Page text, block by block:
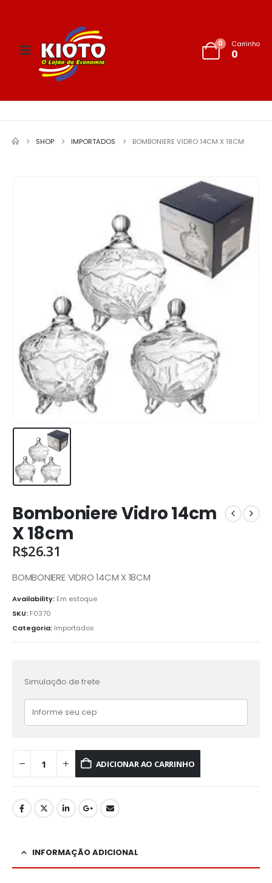
0 Carrinho
0
SHOP IMPORTADOS BOMBONIERE VIDRO 14CM X 18CM
Bomboniere Vidro 14cm
X 18cm
R$26.31
BOMBONIERE VIDRO 14CM X 18CM
Availability: Em estoque
SKU: F0370
Categoria: Importados
Simulação de frete
ADICIONAR AO CARRINHO
INFORMAÇÃO ADICIONAL